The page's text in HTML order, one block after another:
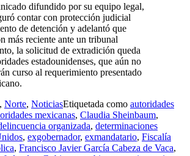
difundido por su equipo legal,
contar con protección judicial
de detención y adelantó que
más reciente ante un tribunal
la solicitud de extradición queda
estadounidenses, que aún no
curso al requerimiento presentado
, Norte, NoticiasEtiquetada como autoridades
mexicanas, Claudia Sheinbaum,
organizada, determinaciones
, exgobernador, exmandatario, Fiscalía
, Francisco Javier García Cabeza de Vaca,